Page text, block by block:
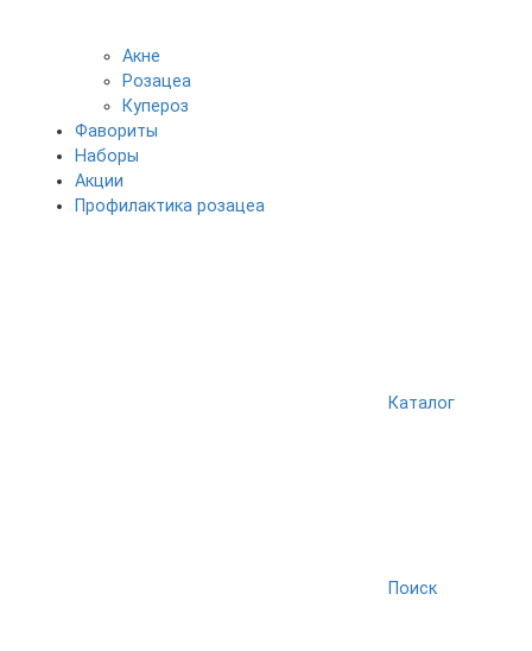
Акне
Розацеа
Купероз
Фавориты
Наборы
Акции
Профилактика розацеа
Каталог
Поиск